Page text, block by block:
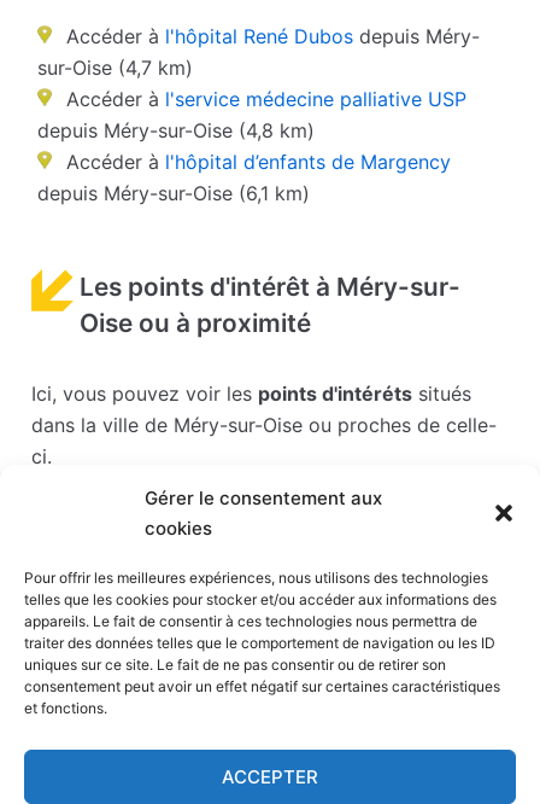
Gérer le consentement aux
cookies
Pour offrir les meilleures expériences, nous utilisons des technologies
telles que les cookies pour stocker et/ou accéder aux informations des
appareils. Le fait de consentir à ces technologies nous permettra de
traiter des données telles que le comportement de navigation ou les ID
uniques sur ce site. Le fait de ne pas consentir ou de retirer son
consentement peut avoir un effet négatif sur certaines caractéristiques
et fonctions.
ACCEPTER
Accéder à l'hôpital René Dubos depuis Méry-
sur-Oise (4,7 km)
Accéder à l'service médecine palliative USP
depuis Méry-sur-Oise (4,8 km)
Accéder à l'hôpital d’enfants de Margency
depuis Méry-sur-Oise (6,1 km)
Les points d'intérêt à Méry-sur-
Oise ou à proximité
Ici, vous pouvez voir les points d'intéréts situés
dans la ville de Méry-sur-Oise ou proches de celle-
ci.
Les points d'intérêts sont généralement bien
desservis en matière de transports. Si vous cliquez
sur l'un des liens ci-dessous, vous en saurez plus
sur l'accessibilité en taxi et la proximité des
stations de taxis du point d'intérêt en question.
Stade Paris la défense arena(12 km)
Stade de France(12 km)
Stade du Dr Bauer(13 km)